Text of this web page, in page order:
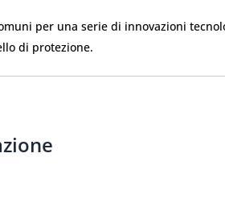
per una serie di innovazioni
di protezione.